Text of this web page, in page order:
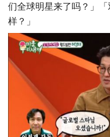
们全球明星来了吗？」
样？」